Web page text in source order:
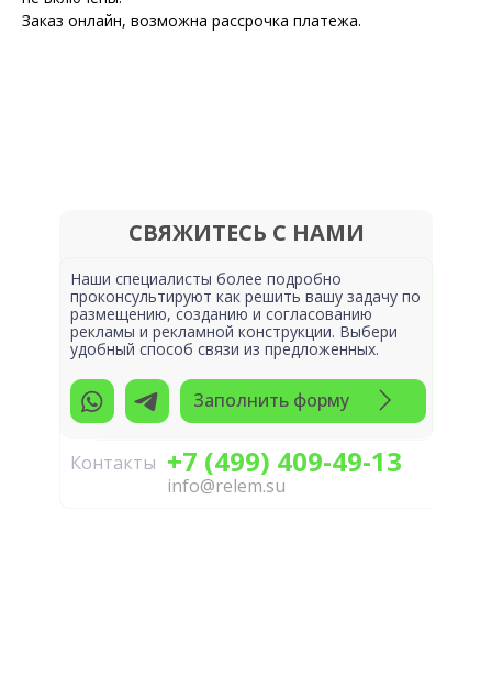
Заказ онлайн, возможна рассрочка платежа.
СВЯЖИТЕСЬ С НАМИ
Контакты
Наши специалисты более подробно
проконсультируют как решить вашу задачу по
размещению, созданию и согласованию
рекламы и рекламной конструкции. Выбери
удобный способ связи из предложенных.
+7 (499) 409-49-13
info@relem.su
Заполнить форму